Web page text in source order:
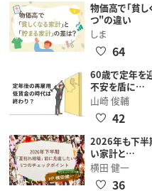
物価高で「貧し
つ"の違い
しま
64
60歳で定年を
不安を盾に…
山崎 俊輔
42
2026年も下半
い家計と…
横田 健一
36